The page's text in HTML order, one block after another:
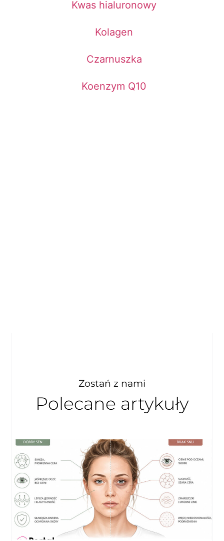
Kwas hialuronowy
Kolagen
Czarnuszka
Koenzym Q10
Zostań z nami
Polecane artykuły